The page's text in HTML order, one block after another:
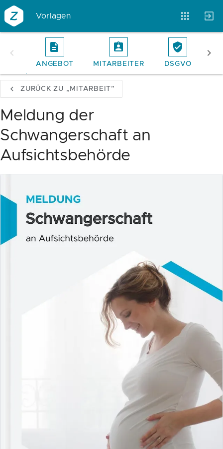
Vorlagen
Vorlagen Neukunden Unternehmen
ANGEBOT MITARBEITER DSGVO
ZURÜCK ZU „MITARBEIT”
Meldung der
Schwangerschaft an
Aufsichtsbehörde